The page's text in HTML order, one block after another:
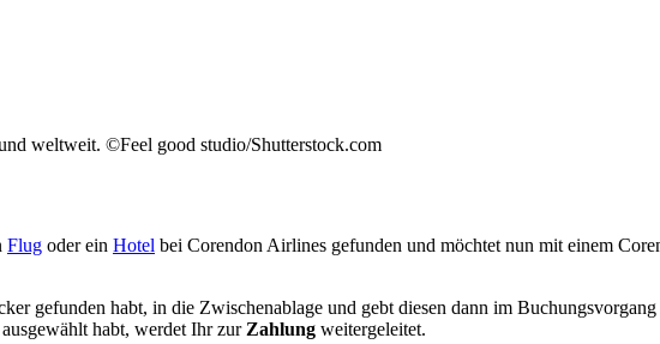
weltweit. ©Feel good studio/Shutterstock.com
Flug oder ein Hotel bei Corendon Airlines gefunden und möchtet nun mit einem
gefunden habt, in die Zwischenablage und gebt diesen dann im
habt, werdet Ihr zurZahlung weitergeleitet.